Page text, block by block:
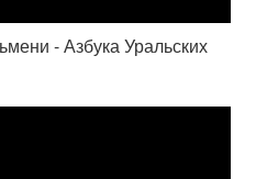
- Азбука Уральских